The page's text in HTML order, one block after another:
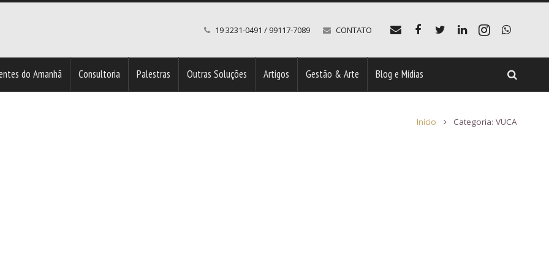
19 3231-0491 / 99117-7089 CONTATO
do Amanhã Consultoria Palestras Outras Soluções Artigos Gestão & Arte Blog e Mídias
Início Categoria: VUCA